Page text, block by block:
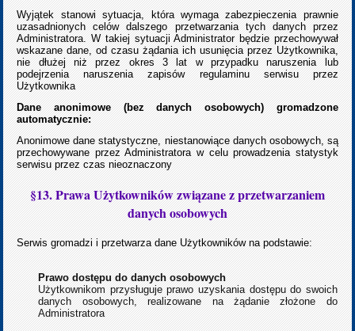
Wyjątek stanowi sytuacja, która wymaga zabezpieczenia prawnie
uzasadnionych celów dalszego przetwarzania tych danych przez
Administratora. W takiej sytuacji Administrator będzie przechowywał
wskazane dane, od czasu żądania ich usunięcia przez Użytkownika,
nie dłużej niż przez okres 3 lat w przypadku naruszenia lub
podejrzenia naruszenia zapisów regulaminu serwisu przez
Użytkownika
Dane anonimowe (bez danych osobowych) gromadzone
automatycznie:
Anonimowe dane statystyczne, niestanowiące danych osobowych, są
przechowywane przez Administratora w celu prowadzenia statystyk
serwisu przez czas nieoznaczony
§13. Prawa Użytkowników związane z przetwarzaniem
danych osobowych
Serwis gromadzi i przetwarza dane Użytkowników na podstawie:
Prawo dostępu do danych osobowych
Użytkownikom przysługuje prawo uzyskania dostępu do swoich
danych osobowych, realizowane na żądanie złożone do
Administratora